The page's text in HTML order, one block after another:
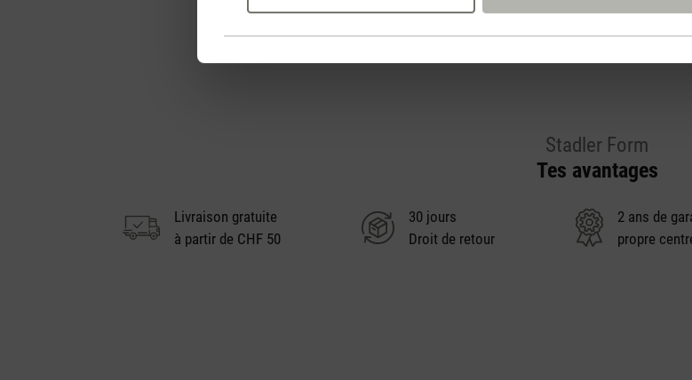
Stadler Form
Tes avantages
Livraison gratuite
à partir de CHF 50
30 jours
Droit de retour
2 ans de
propre